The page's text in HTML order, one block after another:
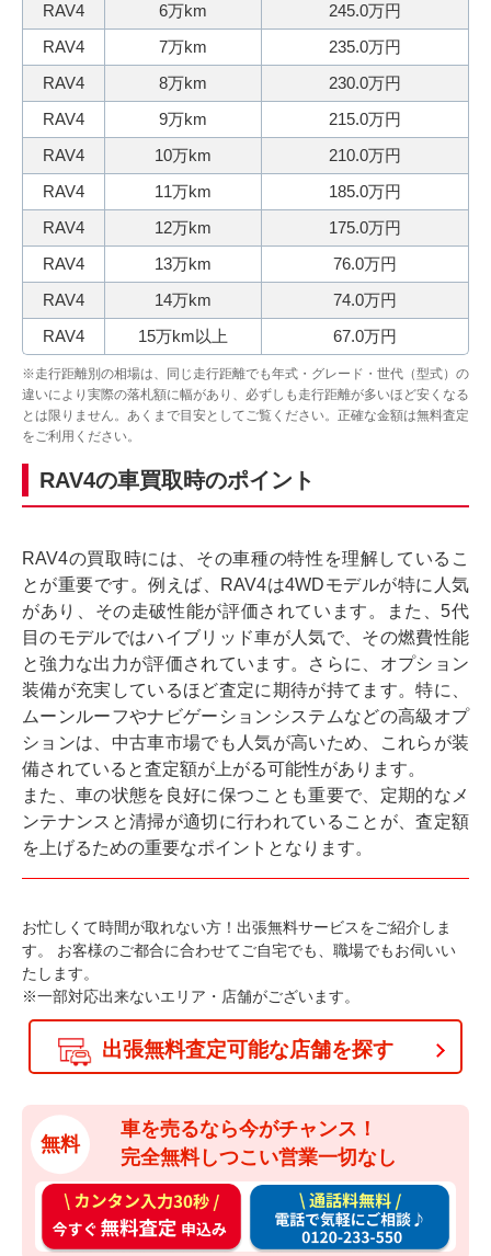
査
定
申
込
み
RAV4
6万km
245.0万円
RAV4
7万km
235.0万円
RAV4
8万km
230.0万円
RAV4
9万km
215.0万円
RAV4
10万km
210.0万円
RAV4
11万km
185.0万円
RAV4
12万km
175.0万円
RAV4
13万km
76.0万円
RAV4
14万km
74.0万円
RAV4
15万km以上 67.0万円
※走行距離別の相場は、同じ走行距離でも年式・グレード・世代（型式）の
違いにより実際の落札額に幅があり、必ずしも走行距離が多いほど安くなる
とは限りません。あくまで目安としてご覧ください。正確な金額は無料査定
をご利用ください。
RAV4の車買取時のポイント
RAV4の買取時には、その車種の特性を理解しているこ
とが重要です。例えば、RAV4は4WDモデルが特に人気
があり、その走破性能が評価されています。また、5代
目のモデルではハイブリッド車が人気で、その燃費性能
と強力な出力が評価されています。さらに、オプション
装備が充実しているほど査定に期待が持てます。特に、
ムーンルーフやナビゲーションシステムなどの高級オプ
ションは、中古車市場でも人気が高いため、これらが装
備されていると査定額が上がる可能性があります。
また、車の状態を良好に保つことも重要で、定期的なメ
ンテナンスと清掃が適切に行われていることが、査定額
を上げるための重要なポイントとなります。
お忙しくて時間が取れない方！出張無料サービスをご紹介しま
す。
お客様のご都合に合わせてご自宅でも、職場でもお伺いい
たします。
※一部対応出来ないエリア・店舗がございます。
出張無料査定可能な店舗を探す
無料
車を売るなら今がチャンス！
完全無料しつこい営業一切なし
カ
ン
通